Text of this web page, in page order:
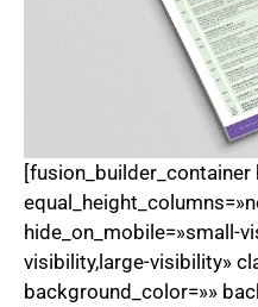
[fusion_builder_container
hide_on_mobile=»small-
visibility,large-visibility»
background_color=»»